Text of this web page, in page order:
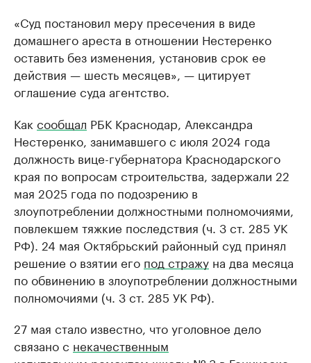
«Суд постановил меру пресечения в виде
домашнего ареста в отношении Нестеренко
оставить без изменения, установив срок ее
действия — шесть месяцев», — цитирует
оглашение суда агентство.
Как сообщал РБК Краснодар, Александра
Нестеренко, занимавшего с июля 2024 года
должность вице-губернатора Краснодарского
края по вопросам строительства, задержали 22
мая 2025 года по подозрению в
злоупотреблении должностными полномочиями,
повлекшем тяжкие последствия (ч. 3 ст. 285 УК
РФ). 24 мая Октябрьский районный суд принял
решение о взятии его под стражу на два месяца
по обвинению в злоупотреблении должностными
полномочиями (ч. 3 ст. 285 УК РФ).
27 мая стало известно, что уголовное дело
связано с некачественным